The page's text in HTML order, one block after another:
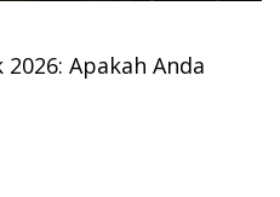
Apakah Anda